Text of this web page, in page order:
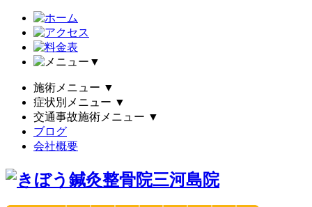
▼
施術メニュー ▼
症状別メニュー ▼
交通事故施術メニュー ▼
ブログ
会社概要